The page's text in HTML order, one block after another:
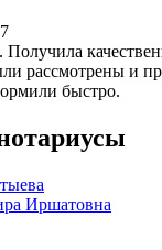
рассмотрены и
быстро.
Иршатовна